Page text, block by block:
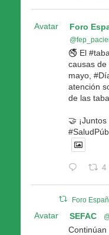
Avatar Foro
🚭 El
causas de
mayo,
atención
de las
🤝
4
Foro
Avatar SEFAC